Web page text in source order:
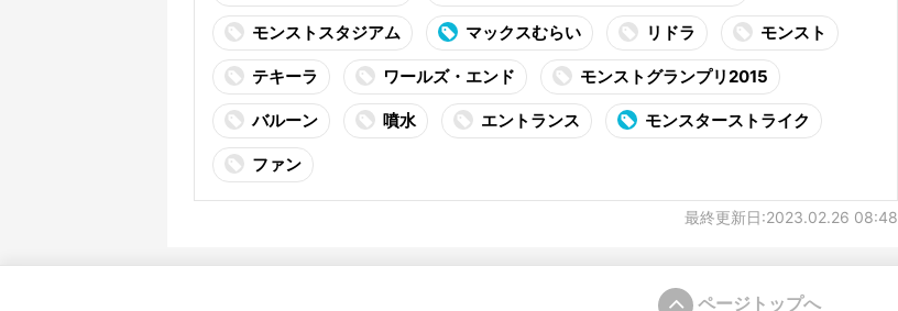
モンストスタジアム マックスむらい リドラ モンスト
テキーラ ワールズ・エンド モンストグランプリ2015
バルーン 噴水 エントランス モンスターストライク
ファン
最終更新日:2023.02.26 08:48
ページトップへ